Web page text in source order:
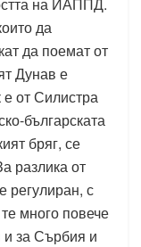
да
да поемат от
Дунав е
от Силистра
българската
бряг, се
разлика от
регулиран, с
много повече
и за Сърбия и